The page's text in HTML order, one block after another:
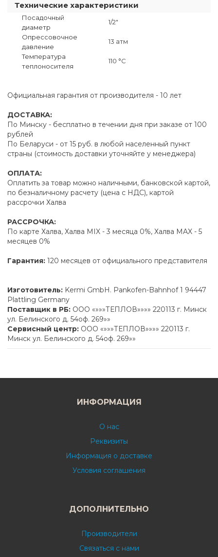
Технические характеристики
Посадочный
диаметр
1/2"
Опрессовочное
давление
13 атм
Температура
теплоносителя
110 °C
Официальная гарантия от производителя - 10 лет
ДОСТАВКА:
По Минску - бесплатно в течении дня при заказе от 100
рублей
По Беларуси - от 15 руб. в любой населенный пункт
страны (стоимость доставки уточняйте у менеджера)
ОПЛАТА:
Оплатить за товар можно наличными, банковской картой,
по безналичному расчету (цена с НДС), картой
рассрочки Халва
РАССРОЧКА:
По карте Халва, Халва MIX - 3 месяца 0%, Халва MAX - 5
месяцев 0%
Гарантия: 120 месяцев от официального представителя
Изготовитель: Kermi GmbH. Pankofen-Bahnhof 1 94447
Plattling Germany
Поставщик в РБ: ООО «»»»ТЕПЛОВ»»»» 220113 г. Минск
ул. Белинского д. 54оф. 269»»
Сервисный центр: ООО «»»»ТЕПЛОВ»»»» 220113 г.
Минск ул. Белинского д. 54оф. 269»»
ИНФОРМАЦИЯ
О нас
Реквизиты
Информация о доставке
Условия соглашения
ДОПОЛНИТЕЛЬНО
Производители
Связаться с нами